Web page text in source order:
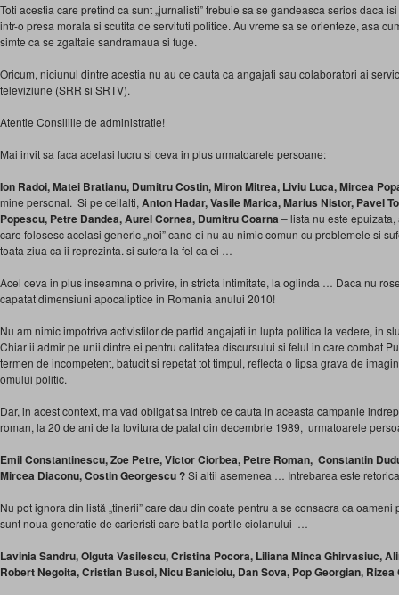
Toti acestia care pretind ca sunt „jurnalisti” trebuie sa se gandeasca serios daca
intr-o presa morala si scutita de servituti politice. Au vreme sa se orienteze, asa
simte ca se zgaltaie sandramaua si fuge.
Oricum, niciunul dintre acestia nu au ce cauta ca angajati sau colaboratori ai
televiziune (SRR si SRTV).
Atentie Consiliile de administratie!
Mai invit sa faca acelasi lucru si ceva in plus urmatoarele persoane:
Ion Radoi, Matei Bratianu, Dumitru Costin, Miron Mitrea, Liviu Luca, Mircea
mine personal. Si pe ceilalti, Anton Hadar, Vasile Marica, Marius Nistor, Pavel
Popescu, Petre Dandea, Aurel Cornea, Dumitru Coarna – lista nu este
care folosesc acelasi generic „noi” cand ei nu au nimic comun cu problemele si
toata ziua ca ii reprezinta. si sufera la fel ca ei …
Acel ceva in plus inseamna o privire, in stricta intimitate, la oglinda … Daca nu
capatat dimensiuni apocaliptice in Romania anului 2010!
Nu am nimic impotriva activistilor de partid angajati in lupta politica la vedere, in
Chiar ii admir pe unii dintre ei pentru calitatea discursului si felul in care combat
termen de incompetent, batucit si repetat tot timpul, reflecta o lipsa grava de
omului politic.
Dar, in acest context, ma vad obligat sa intreb ce cauta in aceasta campanie
roman, la 20 de ani de la lovitura de palat din decembrie 1989, urmatoarele
Emil Constantinescu, Zoe Petre, Victor Ciorbea, Petre Roman, Constantin
Mircea Diaconu, Costin Georgescu ?Si altii asemenea … Intrebarea este
Nu pot ignora din listă „tinerii” care dau din coate pentru a se consacra ca
sunt noua generatie de carieristi care bat la portile ciolanului …
Lavinia Sandru, Olguta Vasilescu, Cristina Pocora, Liliana Minca Ghirvasiuc,
Robert Negoita, Cristian Busoi, Nicu Banicioiu, Dan Sova, Pop Georgian,